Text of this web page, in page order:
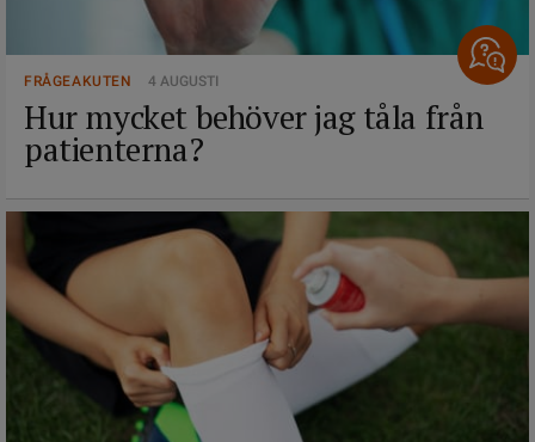
FRÅGEAKUTEN 4 AUGUSTI
Hur mycket behöver jag tåla från
patienterna?